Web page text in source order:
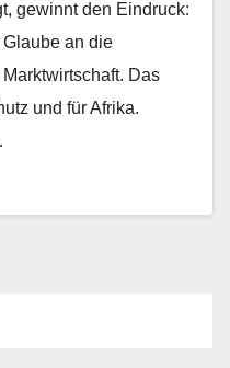
gewinnt den Eindruck:
an die
Das
und für Afrika.